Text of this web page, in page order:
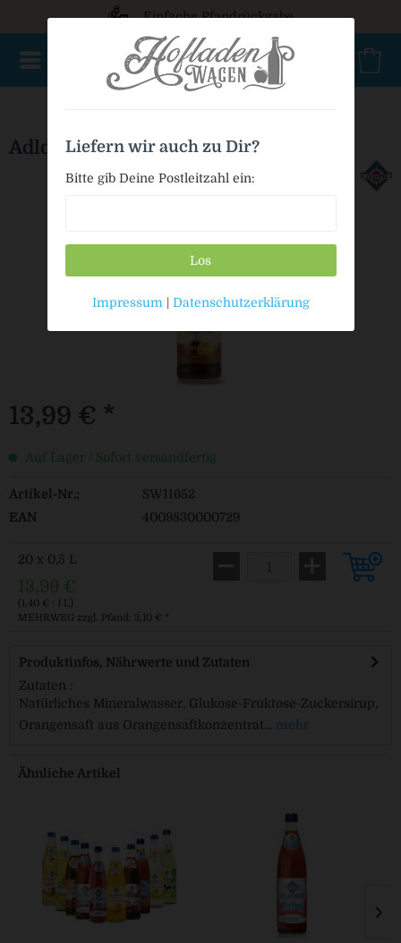
Einfache Pfandrückgabe
Adldorfer Cola-Mix
13,99 € *
Auf Lager / Sofort versandfertig
Artikel-Nr.:
SW11652
EAN
4009830000729
20 x 0,5 L
13,99 €
(1,40 € / 1 L)
MEHRWEG zzgl. Pfand: 3,10 € *
Produktinfos, Nährwerte und Zutaten
Zutaten :
Natürliches Mineralwasser, Glukose-Fruktose-Zuckersirup,
Orangensaft aus Orangensaftkonzentrat...
mehr
Ähnliche Artikel
Liefern wir auch zu Dir?
Bitte gib Deine Postleitzahl ein:
Los
Impressum | Datenschutzerklärung